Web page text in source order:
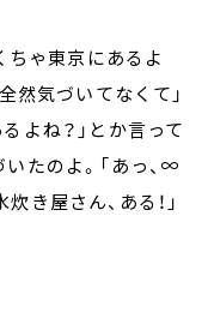
ちゃ東京にあるよ
然気づいてなくて」
よね？」とか言って
たのよ。「あっ、∞
き屋さん、ある！」